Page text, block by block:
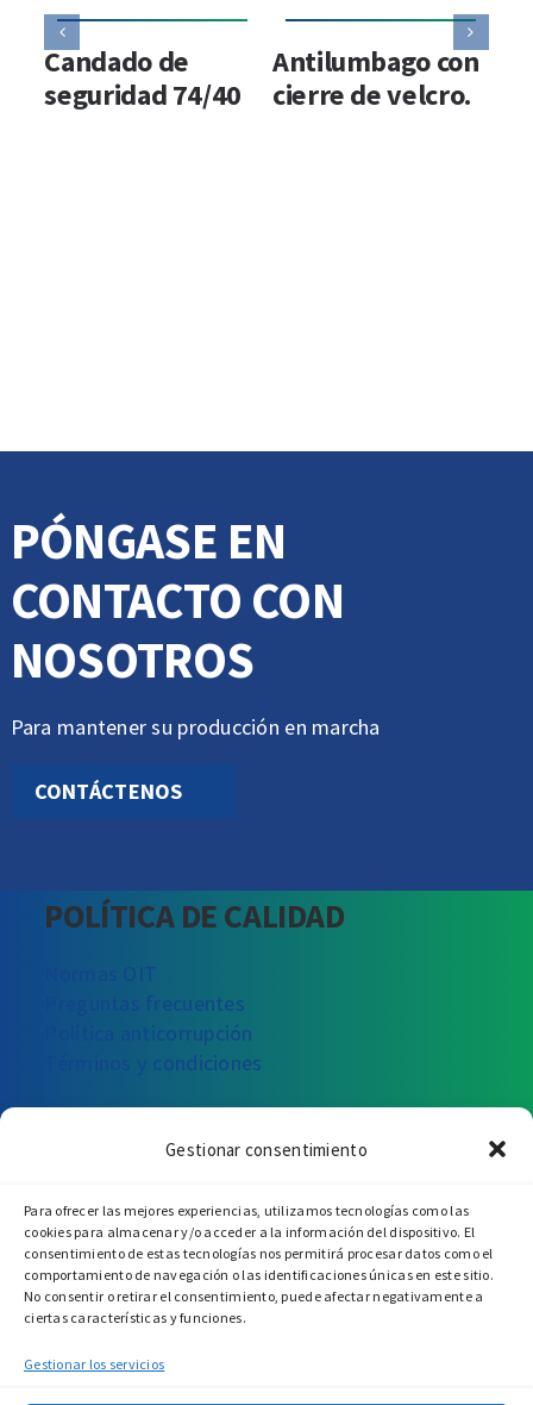
Gestionar consentimiento
Para ofrecer las mejores experiencias, utilizamos tecnologías como las
cookies para almacenar y/o acceder a la información del dispositivo. El
consentimiento de estas tecnologías nos permitirá procesar datos como el
comportamiento de navegación o las identificaciones únicas en este sitio.
No consentir o retirar el consentimiento, puede afectar negativamente a
ciertas características y funciones.
Gestionar los servicios
Candado de
seguridad 74/40
Antilumbago con
cierre de velcro.
PÓNGASE EN
CONTACTO CON
NOSOTROS
Para mantener su producción en marcha
CONTÁCTENOS
POLÍTICA DE CALIDAD
Normas OIT
Preguntas frecuentes
Política anticorrupción
Términos y condiciones
¿PODEMOS AYUDARTE?
EscríbanosLlámenosVisítenos